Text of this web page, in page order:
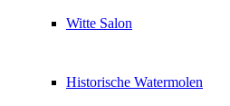
Witte Salon
Historische Watermolen